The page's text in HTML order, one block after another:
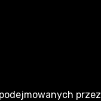
Dlaczego my